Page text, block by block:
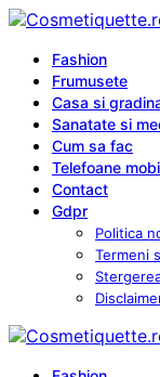
Fashion
Frumusete
Casa si
Sanatate si
Cum sa fac
Telefoane
Contact
Gdpr
Politica
Termeni